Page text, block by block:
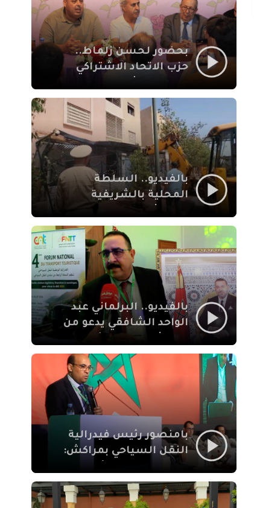
بحضور لحسن زلماط..
حزب الاتحاد الاشتراكي
مقراً بمقاطعة سيدي
يوسف بن علي مراكش
بالفيديو.. السلطة
المحلية بالشريفية
بنايات غير قانونية بإقامة
الإيمان
بالفيديو.. البرلماني عبد
الواحد الشافقي يدعو من
النقل السياحي لمواكبة
بامنصور رئيس فيدرالية
النقل السياحي بمراكش:
والاصلاح التشريعي
ركيزتان أساسيتان لكسب